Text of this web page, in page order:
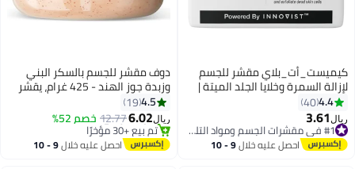
كيميست_أت_بلاي مقشر للجسم
لإزالة السمرة وخلايا الجلد الميتة |
للبشرة الخشنة والمتشققة، للبشرة
السمراء والمتصبغة | لبشرة ناعمة
ولينة ومشرقة | أحماض ألفا
هيدروكسي طبيعية | قهوة | للرجال
والنساء | 75
4.4
40
ريال3.61
تم بيع +190 مؤخرًا
احصل عليه خلال 9 - 10
دوف مقشر للجسم بالسكر البني
وزبدة جوز الهند - 425 غرام، يقشر
ويغذي بعمق لبشرة ناعمة
ومشرقة
4.5
19
ريال6.02
12.77خصم 52%
أقل سعر في السنة
تم بيع +30 مؤخرًا
احصل عليه خلال 9 - 10